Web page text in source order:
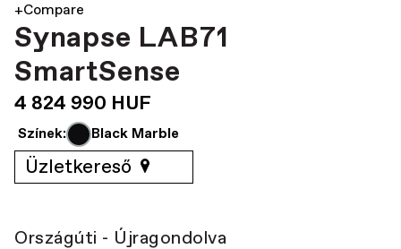
+Compare
Synapse LAB71
SmartSense
4 824 990 HUF
Színek: Black Marble
Üzletkereső
Országúti - Újragondolva